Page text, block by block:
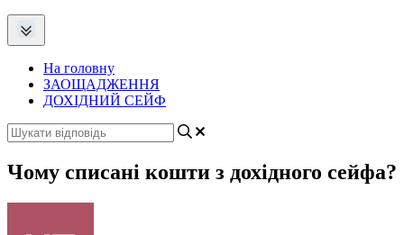
На головну
ЗАОЩАДЖЕННЯ
ДОХІДНИЙ СЕЙФ
Чому списані кошти з дохідного сейфа?